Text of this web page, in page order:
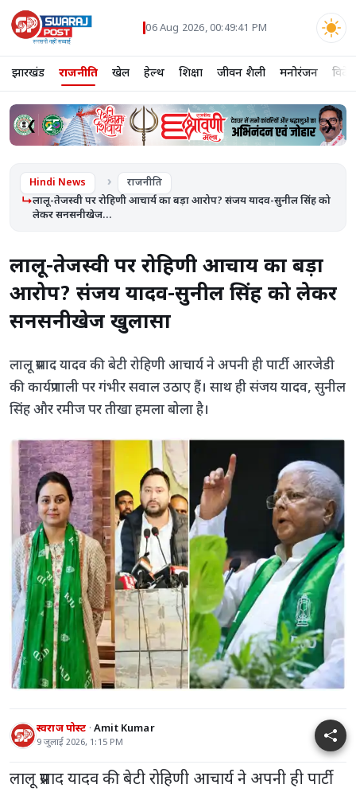
06 Aug 2026, 00:49:42 PM
झारखंड राजनीति खेल हेल्थ शिक्षा जीवन शैली मनोरंजन विदेश
❮ ❯
Hindi News राजनीति
लालू-तेजस्वी पर रोहिणी आचार्य का बड़ा आरोप? संजय यादव-सुनील सिंह को
लेकर सनसनीखेज...
लालू-तेजस्वी पर रोहिणी आचार्य का बड़ा
आरोप? संजय यादव-सुनील सिंह को लेकर
सनसनीखेज खुलासा
लालू प्रसाद यादव की बेटी रोहिणी आचार्य ने अपनी ही पार्टी आरजेडी
की कार्यप्रणाली पर गंभीर सवाल उठाए हैं। साथ ही संजय यादव, सुनील
सिंह और रमीज पर तीखा हमला बोला है।
स्वराज पोस्ट Amit Kumar
9 जुलाई 2026, 1:15 PM
लालू प्रसाद यादव की बेटी रोहिणी आचार्य ने अपनी ही पार्टी